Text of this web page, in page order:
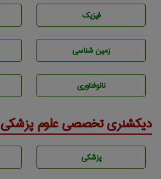
فیزیک
زمين شناسی
نانوفناوری
دیکشنری تخصصی علوم پزشکی
پزشكی